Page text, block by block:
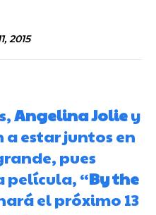
2015
Angelina Joliey
estar juntos en
pues
“By the
el próximo 13